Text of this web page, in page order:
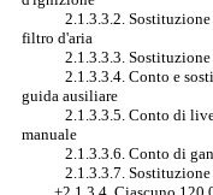
2.1.3.3.2.
filtro d'aria
2.1.3.3.3.
2.1.3.3.4. Conto e
guida ausiliare
2.1.3.3.5. Conto di
manuale
2.1.3.3.6. Conto di
2.1.3.3.7.